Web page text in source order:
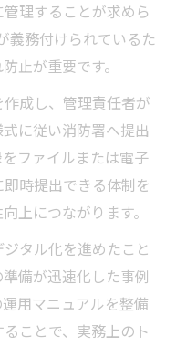
理することが求めら
義務付けられているた
止が重要です。
成し、管理責任者が
に従い消防署へ提出
ファイルまたは電子
時提出できる体制を
上につながります。
タル化を進めたこと
備が迅速化した事例
用マニュアルを整備
ことで、実務上のト